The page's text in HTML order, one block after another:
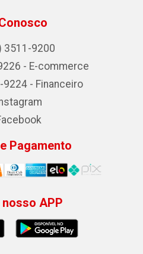
3511-9200
- E-commerce
- Financeiro
Pagamento
nosso APP